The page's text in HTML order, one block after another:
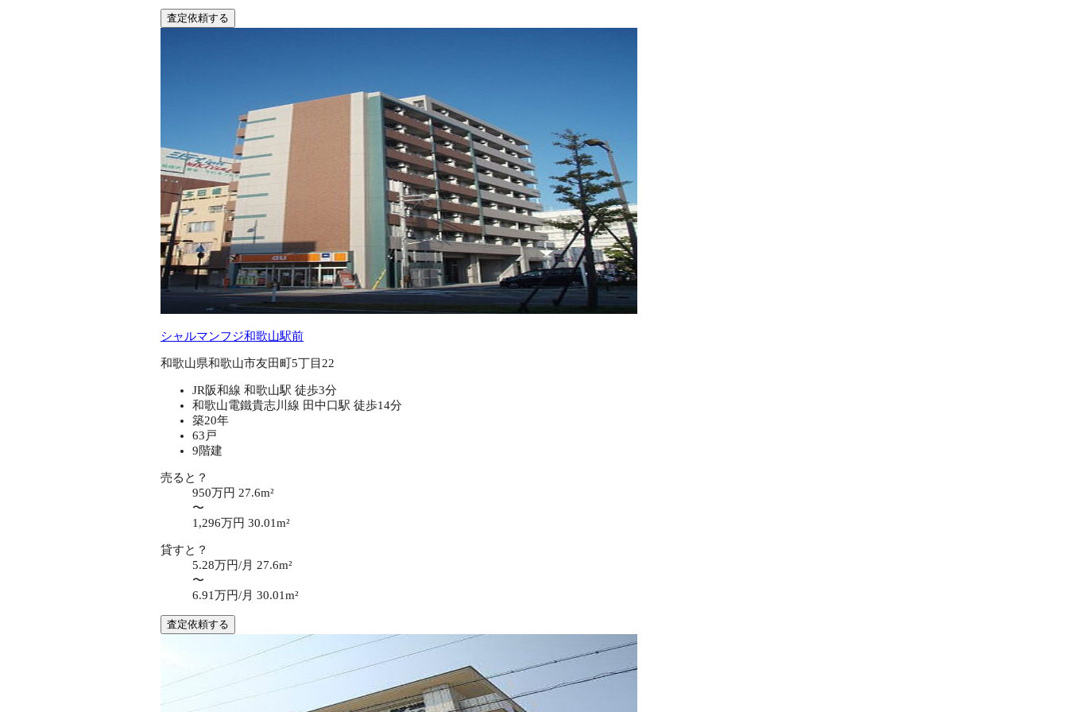
査定依頼する
シャルマンフジ和歌山駅前
和歌山県和歌山市友田町5丁目22
JR阪和線 和歌山駅 徒歩3分
和歌山電鐵貴志川線 田中口駅 徒歩14分
築20年
63戸
9階建
売ると？
950万円 27.6m²
〜
1,296万円 30.01m²
貸すと？
5.28万円/月 27.6m²
〜
6.91万円/月 30.01m²
査定依頼する